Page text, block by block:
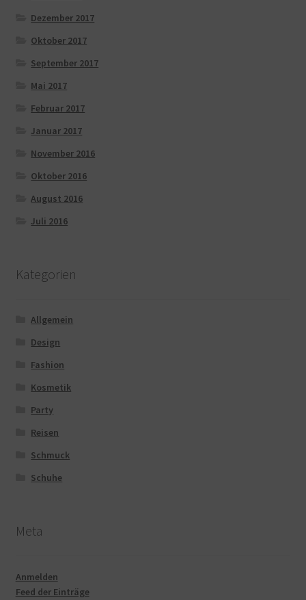
Dezember 2017
Oktober 2017
September 2017
Mai 2017
Februar 2017
Januar 2017
November 2016
Oktober 2016
August 2016
Juli 2016
Kategorien
Allgemein
Design
Fashion
Kosmetik
Party
Reisen
Schmuck
Schuhe
Meta
Anmelden
Feed der Einträge